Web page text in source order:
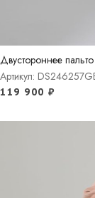
Двустороннее
Артикул:
119 900 ₽